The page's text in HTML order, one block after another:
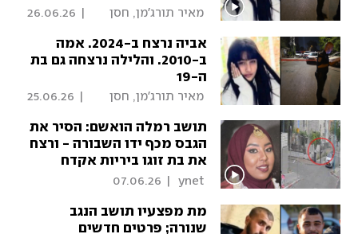
מאיר תורג'מן, חסן
26.06.26
אביה נרצח ב-2024. אמה
ב-2010. והלילה נרצחה גם בת
ה-19
מאיר תורג'מן, חסן
25.06.26
תושב רמלה הואשם: הסיר את
הגבס מכף ידו השבורה - ורצח
את בת זוגו ביריות אקדח
07.06.26
מת מפצעיו תושב הנגב
שנורה; פרטים חדשים